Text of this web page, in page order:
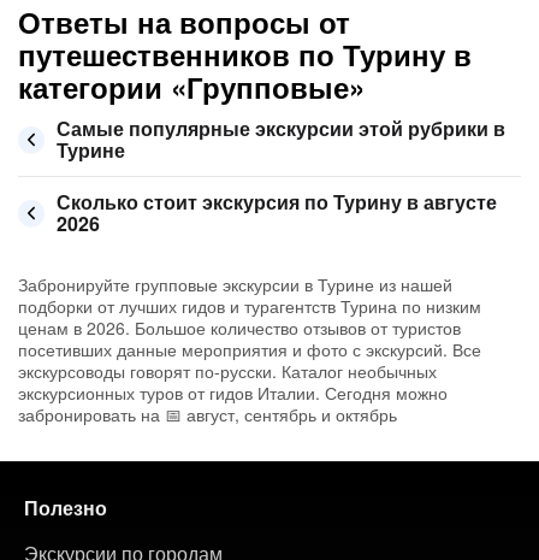
Ответы на вопросы от
путешественников по Турину в
категории «Групповые»
Самые популярные экскурсии этой рубрики в
Турине
Сколько стоит экскурсия по Турину в августе
2026
Забронируйте групповые экскурсии в Турине из нашей
подборки от лучших гидов и турагентств Турина по низким
ценам в 2026. Большое количество отзывов от туристов
посетивших данные мероприятия и фото с экскурсий. Все
экскурсоводы говорят по-русски. Каталог необычных
экскурсионных туров от гидов Италии. Сегодня можно
забронировать на 📅 август, сентябрь и октябрь
Полезно
Экскурсии по городам